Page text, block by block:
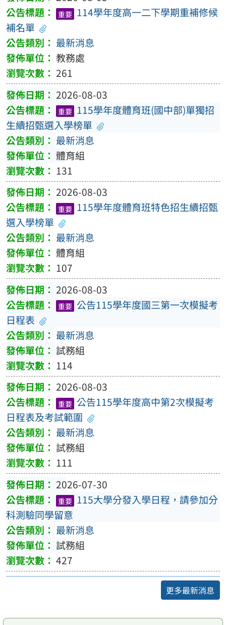
重要 114學年度高一二下學期重補修候
補名單
最新消息
教務處
261
2026-08-03
重要 115學年度體育班(國中部)單獨招
生續招甄選入學榜單
最新消息
體育組
131
2026-08-03
重要 115學年度體育班特色招生續招甄
選入學榜單
最新消息
體育組
107
2026-08-03
重要 公告115學年度國三第一次模擬考
日程表
最新消息
試務組
114
2026-08-03
重要 公告115學年度高中第2次模擬考
日程表及考試範圍
最新消息
試務組
111
2026-07-30
重要 115大學分發入學日程，請參加分
科測驗同學留意
最新消息
試務組
427
更多最新消息